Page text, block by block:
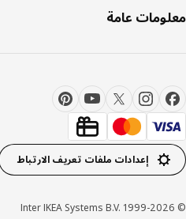
عامة
إعدادات ملفات تعريف الارتباط